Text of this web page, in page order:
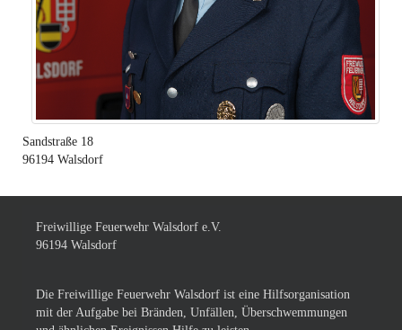
Sandstraße 18
96194 Walsdorf
Freiwillige Feuerwehr Walsdorf e.V.
96194 Walsdorf
Die Freiwillige Feuerwehr Walsdorf ist eine Hilfsorganisation
mit der Aufgabe bei Bränden, Unfällen, Überschwemmungen